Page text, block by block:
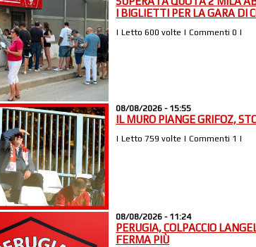
I BIGLIETTI PER LA GARA DI
| Letto 600 volte | Commenti 0 |
08/08/2026 - 15:55
IL MURO PIANGE GRIFOZ,
| Letto 759 volte | Commenti 1 |
08/08/2026 - 11:24
PERUGIA, COLPACCIO
FERMA PIÙ